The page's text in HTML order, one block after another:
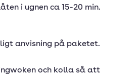
i ugnen ca 15-20 min.
anvisning på paketet.
och kolla så att